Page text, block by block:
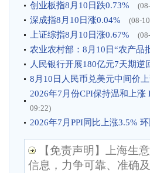
创业板指8月10日跌0.73%
深成指8月10日涨0.04% (08-
上证综指8月10日涨0.67%
农业农村部：8月10日“农产品
人民银行开展180亿元7天期逆
8月10日人民币兑美元中间价
2026年7月份CPI保持温和上涨
09:22)
2026年7月PPI同比上涨3.5%
【免责声明】上海生
信息，力争可靠、准确